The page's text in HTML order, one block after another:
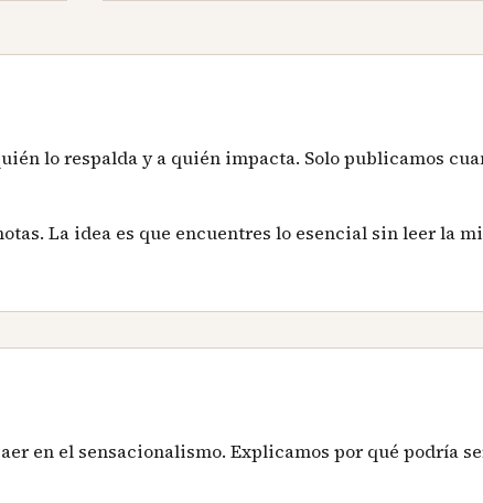
lo respalda y a quién impacta. Solo publicamos
La idea es que encuentres lo esencial sin leer la
en el sensacionalismo. Explicamos por qué podría